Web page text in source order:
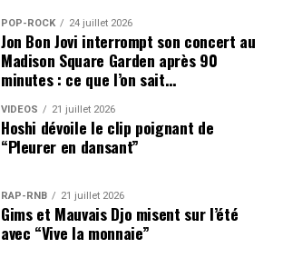
POP-ROCK 24 juillet 2026
Jon Bon Jovi interrompt son concert au
Madison Square Garden après 90
minutes : ce que l’on sait…
VIDEOS 21 juillet 2026
Hoshi dévoile le clip poignant de
“Pleurer en dansant”
RAP-RNB 21 juillet 2026
Gims et Mauvais Djo misent sur l’été
avec “Vive la monnaie”